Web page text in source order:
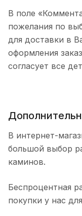
В поле
пожелания по
для доставки в
оформления
согласует все
В интернет-
большой выбор
каминов.
Беспроцентная
покупки у нас